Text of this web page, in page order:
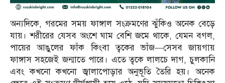
অন্যদিকে, গরমের সময় ফাঙ্গাল সংক্রমণের ঝুঁকিও অনেক বেড়ে
যায়। শরীরের যেসব অংশে ঘাম বেশি জমে থাকে, যেমন বগল,
পায়ের আঙুলের ফাঁক কিংবা ত্বকের ভাঁজ—সেসব জায়গায়
ফাঙ্গাস সহজেই জন্মাতে পারে। এতে ত্বকে লালচে দাগ, চুলকানি
এবং কখনো কখনো জ্বালাপোড়ার অনুভূতি তৈরি হয়। অনেক